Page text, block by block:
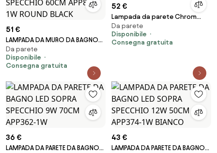
51 €
LAMPADA DA MURO DA BAGNO
LED SOPRA SPECCHIO 60CM
APP849-1W ROUND BLACK
Da parete
Disponibile
Consegna gratuita
52 €
Lampada da parete Chrom
40cm APP845-1W
Da parete
Disponibile
Consegna gratuita
36 €
LAMPADA DA PARETE DA BAGNO
43 €
LAMPADA DA PARETE DA BAGNO